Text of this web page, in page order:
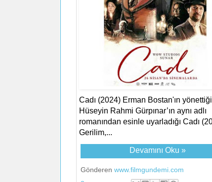
Cadı (2024) Erman Bostan'ın
Hüseyin Rahmi Gürpınar’ın aynı adlı
romanından esinle uyarladığı Cadı
Gerilim,...
Devamını Oku »
Gönderen www.filmgundemi.com